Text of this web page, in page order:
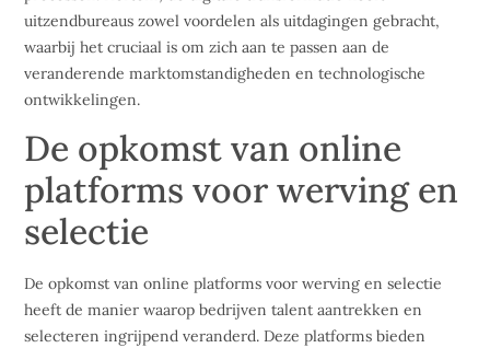
uitzendbureaus zowel voordelen als uitdagingen gebracht,
waarbij het cruciaal is om zich aan te passen aan de
veranderende marktomstandigheden en technologische
ontwikkelingen.
De opkomst van online
platforms voor werving en
selectie
De opkomst van online platforms voor werving en selectie
heeft de manier waarop bedrijven talent aantrekken en
selecteren ingrijpend veranderd. Deze platforms bieden